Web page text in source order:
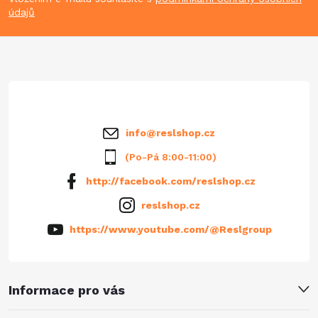
a
údajů
Informace pro vás
info@reslshop.cz
(Po-Pá 8:00-11:00)
http://facebook.com/reslshop.cz
reslshop.cz
https://www.youtube.com/@Reslgroup